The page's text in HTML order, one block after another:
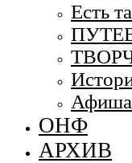
Есть
Афиша
ОНФ
АРХИВ